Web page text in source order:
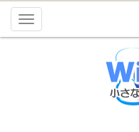
Toggle